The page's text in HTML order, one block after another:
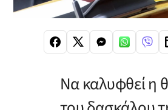
Να καλυφθεί η